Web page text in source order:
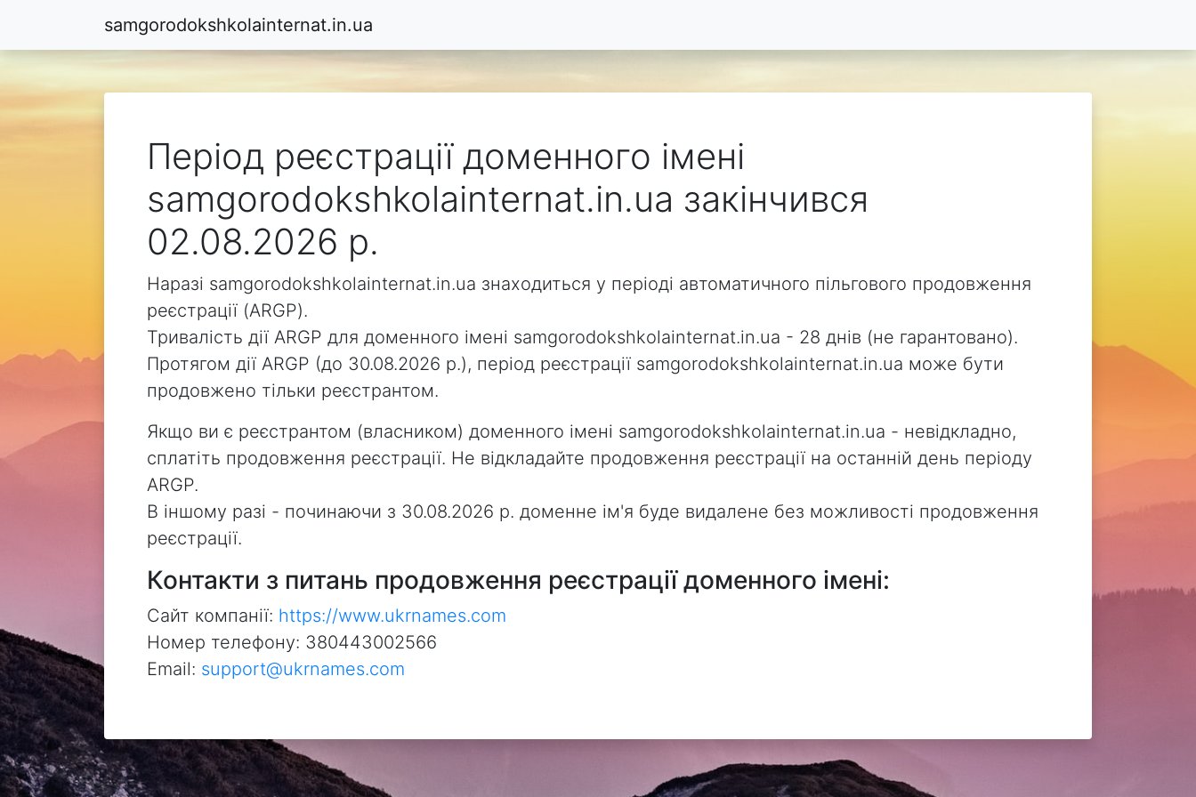
samgorodokshkolainternat.in.ua
Період реєстрації доменного імені
samgorodokshkolainternat.in.ua закінчився
02.08.2026 р.
Наразі samgorodokshkolainternat.in.ua знаходиться у періоді автоматичного пільгового продовження
реєстрації (ARGP).
Тривалість дії ARGP для доменного імені samgorodokshkolainternat.in.ua - 28 днів (не гарантовано).
Протягом дії ARGP (до 30.08.2026 р.), період реєстрації samgorodokshkolainternat.in.ua може бути
продовжено тільки реєстрантом.
Якщо ви є реєстрантом (власником) доменного імені samgorodokshkolainternat.in.ua - невідкладно,
сплатіть продовження реєстрації. Не відкладайте продовження реєстрації на останній день періоду
ARGP.
В іншому разі - починаючи з 30.08.2026 р. доменне ім'я буде видалене без можливості продовження
реєстрації.
Контакти з питань продовження реєстрації доменного імені:
Сайт компанії: https://www.ukrnames.com
Номер телефону: 380443002566
Email: support@ukrnames.com